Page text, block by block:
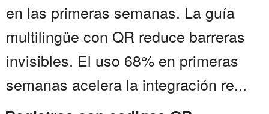
en las primeras semanas. La guía
multilingüe con QR reduce barreras
invisibles. El uso 68% en primeras
semanas acelera la integración re...